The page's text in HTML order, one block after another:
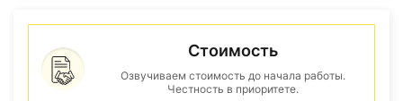
Стоимость
Озвучиваем стоимость до начала работы.
Честность в приоритете.